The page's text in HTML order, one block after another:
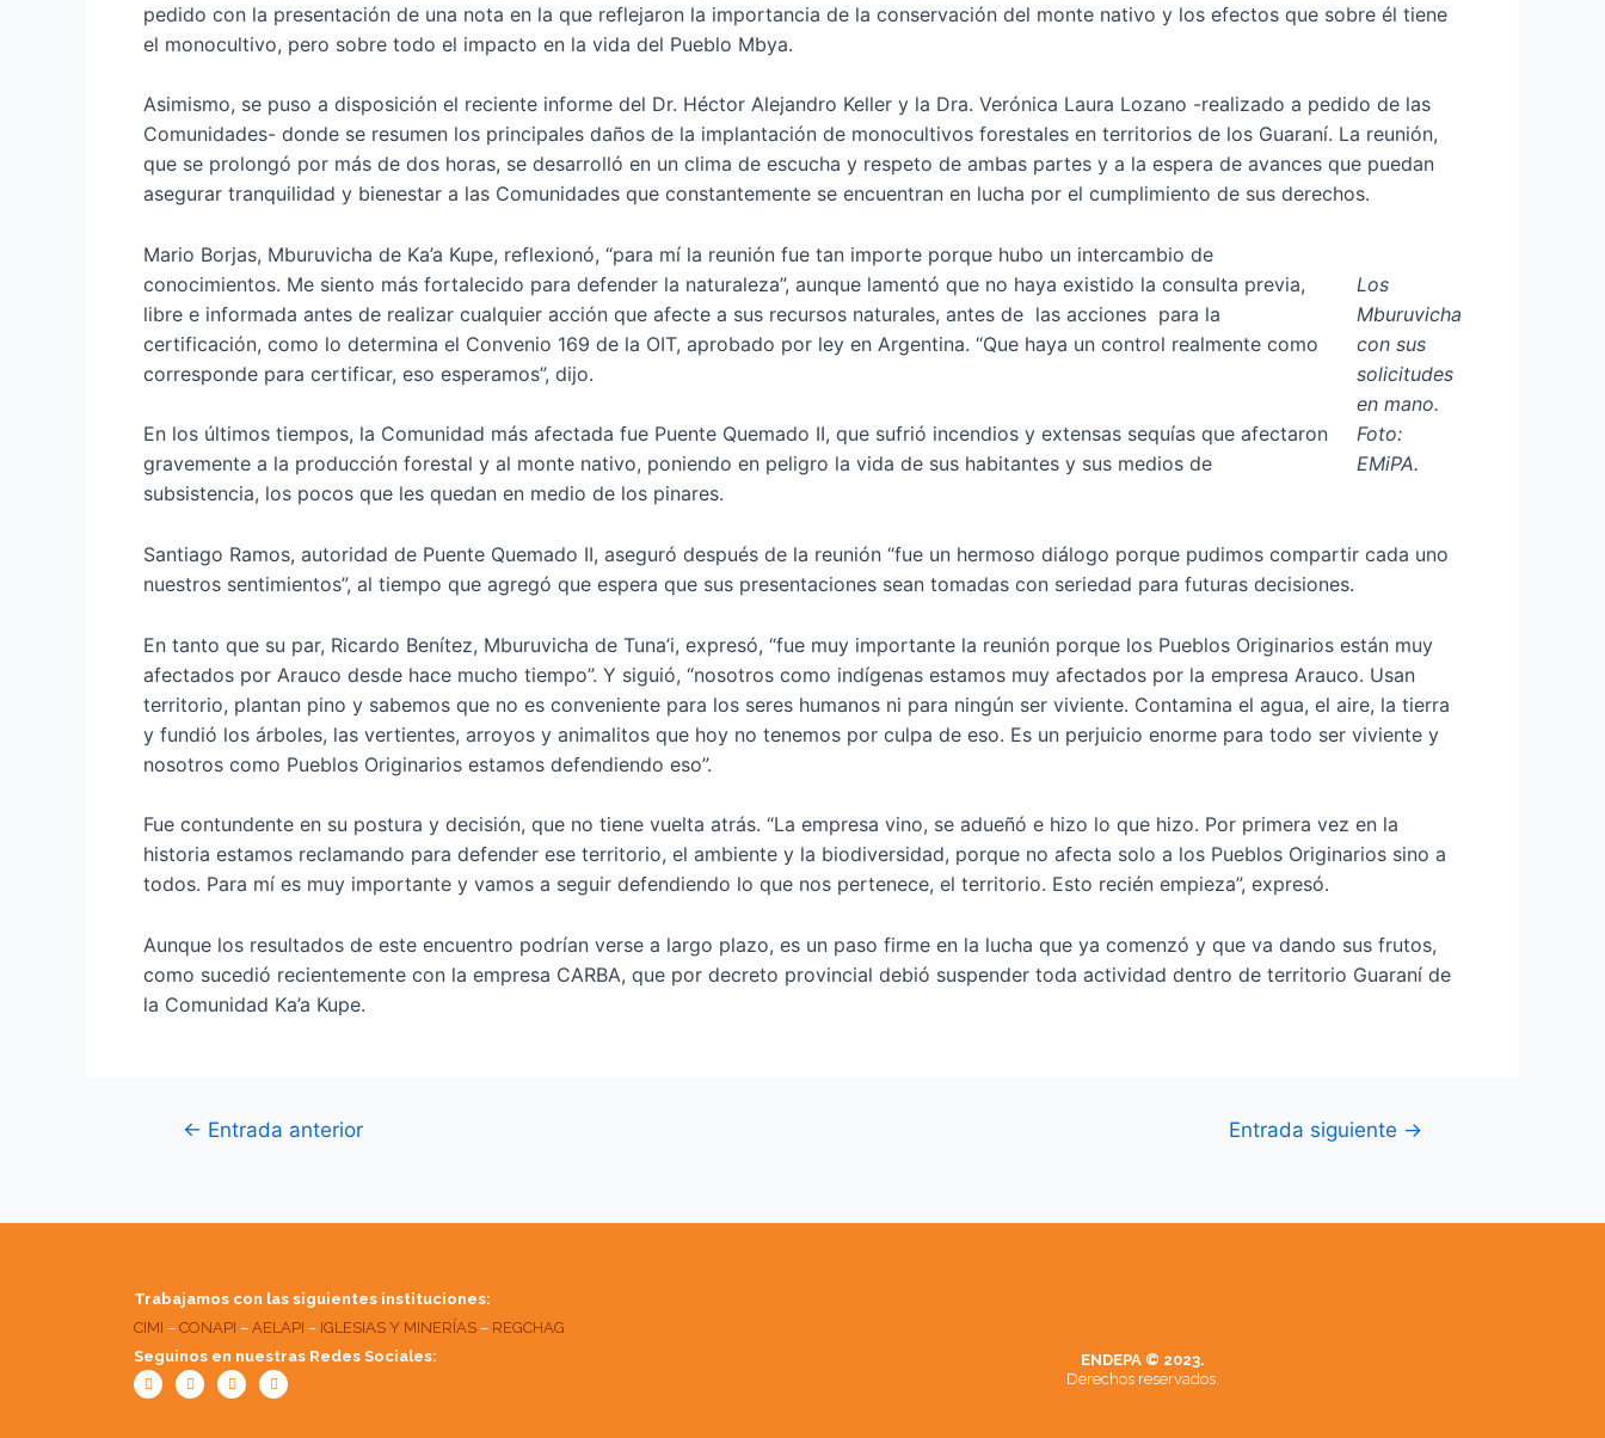
pedido con la presentación de una nota en la que reflejaron la importancia de la conservación del monte nativo y los efectos que sobre él tiene
el monocultivo, pero sobre todo el impacto en la vida del Pueblo Mbya.
Asimismo, se puso a disposición el reciente informe del Dr. Héctor Alejandro Keller y la Dra. Verónica Laura Lozano -realizado a pedido de las
Comunidades- donde se resumen los principales daños de la implantación de monocultivos forestales en territorios de los Guaraní. La reunión,
que se prolongó por más de dos horas, se desarrolló en un clima de escucha y respeto de ambas partes y a la espera de avances que puedan
asegurar tranquilidad y bienestar a las Comunidades que constantemente se encuentran en lucha por el cumplimiento de sus derechos.
Los
Mburuvicha
con sus
solicitudes
en mano.
Foto:
EMiPA.
Mario Borjas, Mburuvicha de Ka’a Kupe, reflexionó, “para mí la reunión fue tan importe porque hubo un intercambio de
conocimientos. Me siento más fortalecido para defender la naturaleza”, aunque lamentó que no haya existido la consulta previa,
libre e informada antes de realizar cualquier acción que afecte a sus recursos naturales, antes de las acciones para la
certificación, como lo determina el Convenio 169 de la OIT, aprobado por ley en Argentina. “Que haya un control realmente como
corresponde para certificar, eso esperamos”, dijo.
En los últimos tiempos, la Comunidad más afectada fue Puente Quemado II, que sufrió incendios y extensas sequías que afectaron
gravemente a la producción forestal y al monte nativo, poniendo en peligro la vida de sus habitantes y sus medios de
subsistencia, los pocos que les quedan en medio de los pinares.
Santiago Ramos, autoridad de Puente Quemado II, aseguró después de la reunión “fue un hermoso diálogo porque pudimos compartir cada uno
nuestros sentimientos”, al tiempo que agregó que espera que sus presentaciones sean tomadas con seriedad para futuras decisiones.
En tanto que su par, Ricardo Benítez, Mburuvicha de Tuna’i, expresó, “fue muy importante la reunión porque los Pueblos Originarios están muy
afectados por Arauco desde hace mucho tiempo”. Y siguió, “nosotros como indígenas estamos muy afectados por la empresa Arauco. Usan
territorio, plantan pino y sabemos que no es conveniente para los seres humanos ni para ningún ser viviente. Contamina el agua, el aire, la tierra
y fundió los árboles, las vertientes, arroyos y animalitos que hoy no tenemos por culpa de eso. Es un perjuicio enorme para todo ser viviente y
nosotros como Pueblos Originarios estamos defendiendo eso”.
Fue contundente en su postura y decisión, que no tiene vuelta atrás. “La empresa vino, se adueñó e hizo lo que hizo. Por primera vez en la
historia estamos reclamando para defender ese territorio, el ambiente y la biodiversidad, porque no afecta solo a los Pueblos Originarios sino a
todos. Para mí es muy importante y vamos a seguir defendiendo lo que nos pertenece, el territorio. Esto recién empieza”, expresó.
Aunque los resultados de este encuentro podrían verse a largo plazo, es un paso firme en la lucha que ya comenzó y que va dando sus frutos,
como sucedió recientemente con la empresa CARBA, que por decreto provincial debió suspender toda actividad dentro de territorio Guaraní de
la Comunidad Ka’a Kupe.
← Entrada anterior Entrada siguiente →
Trabajamos con las siguientes instituciones:
CIMI – CONAPI – AELAPI – IGLESIAS Y MINERÍAS – REGCHAG
Seguinos en nuestras Redes Sociales:
FacebookTwitterYoutubeInstagram
ENDEPA © 2023.
Derechos reservados.